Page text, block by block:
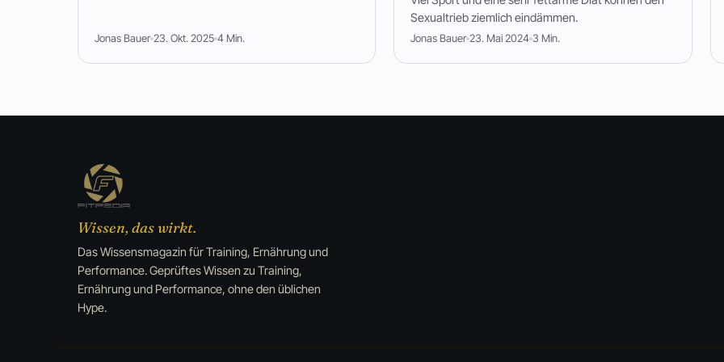
Jonas Bauer 23. Okt. 2025 4 Min.
Sexualtrieb ziemlich eindämmen.
Jonas Bauer 23. Mai 2024 3 Min.
Wissen, das wirkt.
Das Wissensmagazin für Training, Ernährung und
Performance. Geprüftes Wissen zu Training,
Ernährung und Performance, ohne den üblichen
Hype.